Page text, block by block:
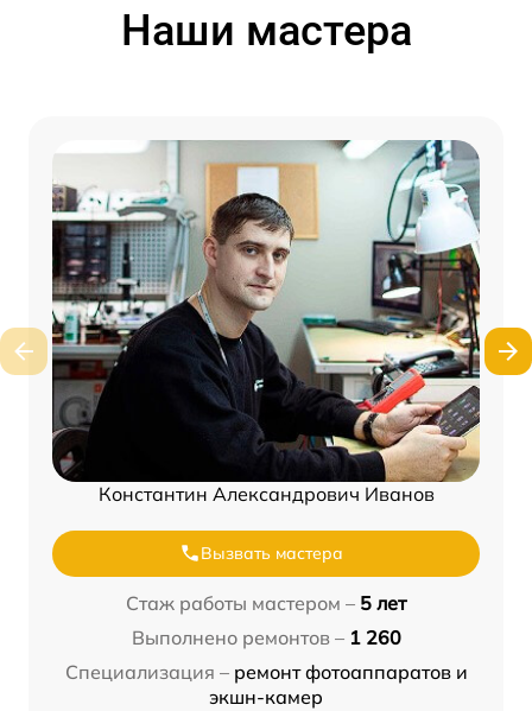
Наши мастера
Константин Александрович Иванов
Вызвать мастера
Стаж работы мастером – 5 лет
Выполнено ремонтов – 1 260
Специализация – ремонт фотоаппаратов и
экшн-камер